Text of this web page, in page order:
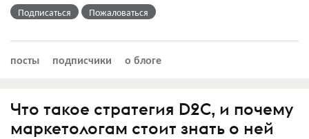
Подписаться Пожаловаться
посты подписчики о блоге
Что такое стратегия D2C, и почему
маркетологам стоит знать о ней